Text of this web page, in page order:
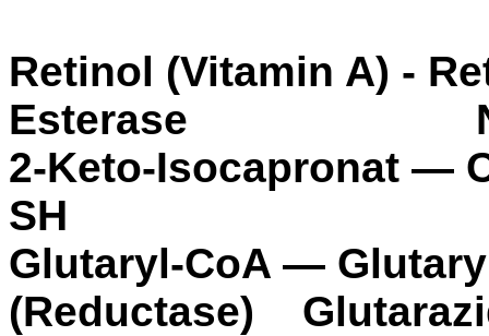
Retinol (Vitamin A) -
Esterase
2-Keto-Isocapronat —
Glutaryl-CoA —
(Reductase)